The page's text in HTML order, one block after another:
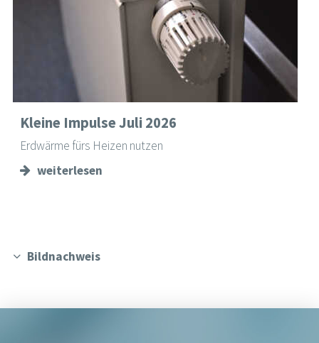
Kleine Impulse Juli 2026
Erdwärme fürs Heizen nutzen
weiterlesen
Bildnachweis